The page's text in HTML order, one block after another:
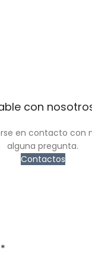
con
en contacto con
alguna pregunta.
Contactos